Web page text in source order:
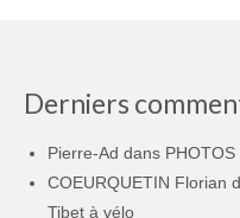
Derniers
Pierre-Ad dans
COEURQUETIN Florian
Tibet à vélo